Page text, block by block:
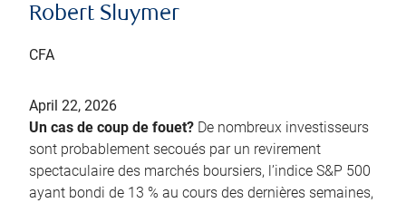
Robert Sluymer
CFA
April 22, 2026
Un cas de coup de fouet? De nombreux investisseurs
sont probablement secoués par un revirement
spectaculaire des marchés boursiers, l’indice S&P 500
ayant bondi de 13 % au cours des dernières semaines,